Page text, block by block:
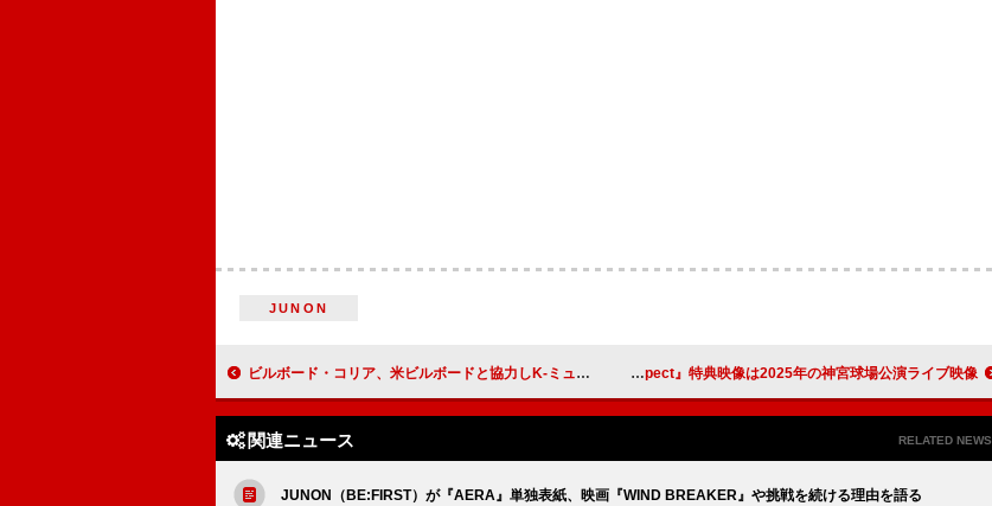
JUNON
ビルボード・コリア、米ビルボードと協力しK-ミュージックのグローバル＆国内新チャート発足 乃木坂46、新ビジュアル解禁 5thAL『My respect』特典映像は2025年の神宮球場公演ライブ映像
関連ニュース RELATED NEWS
JUNON（BE:FIRST）が『AERA』単独表紙、映画『WIND BREAKER』や挑戦を続ける理由を語る